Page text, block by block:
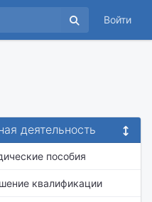
Войти
деятельность
пособия
квалификации